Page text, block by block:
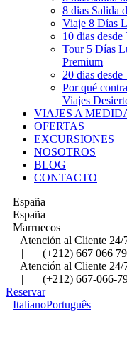
8 dias Salida
Viaje 8 Días
10 dias
Tour 5 Días
Premium
20 dias
Por qué
Viajes
VIAJES A
OFERTAS
EXCURSIONES
NOSOTROS
BLOG
CONTACTO
España
España
Marruecos
Atención al Cliente 24/
|
(+212) 667 066
Atención al Cliente 24/
|
(+212) 667-066-
Reservar
ItalianoPortuguês